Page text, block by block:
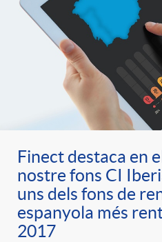
Finect destaca en
nostre fons CI
uns dels fons de
espanyola més
2017